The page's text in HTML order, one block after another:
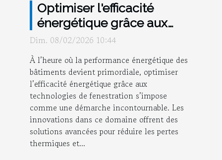
Optimiser l'efficacité
énergétique grâce aux
dernières technologies de
fenestration ?
Dim. 08/02/2026 10:44
À l’heure où la performance énergétique des
bâtiments devient primordiale, optimiser
l’efficacité énergétique grâce aux
technologies de fenestration s’impose
comme une démarche incontournable. Les
innovations dans ce domaine offrent des
solutions avancées pour réduire les pertes
thermiques et...